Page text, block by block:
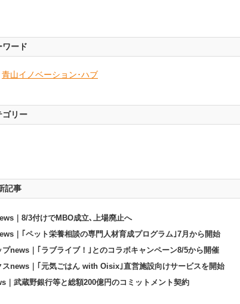
ワード
青山イノベーション･ハブ
ゴリー
記事
｜8/3付けでMBO成立､上場廃止へ
｜｢ペット栄養相談の専門人材育成プログラム｣7月から開始
プnews｜｢ラブライブ！｣とのコラボキャンペーン8/5から開催
スnews｜｢元気ごはん with Oisix｣直営施設向けサービスを開始
｜武蔵野銀行等と総額200億円のコミットメント契約